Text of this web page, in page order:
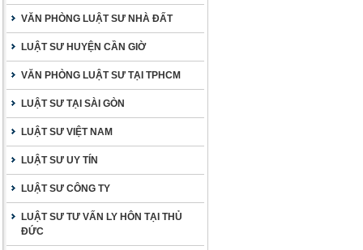
VĂN PHÒNG LUẬT SƯ NHÀ ĐẤT
LUẬT SƯ HUYỆN CẦN GIỜ
VĂN PHÒNG LUẬT SƯ TẠI TPHCM
LUẬT SƯ TẠI SÀI GÒN
LUẬT SƯ VIỆT NAM
LUẬT SƯ UY TÍN
LUẬT SƯ CÔNG TY
LUẬT SƯ TƯ VẤN LY HÔN TẠI THỦ
ĐỨC